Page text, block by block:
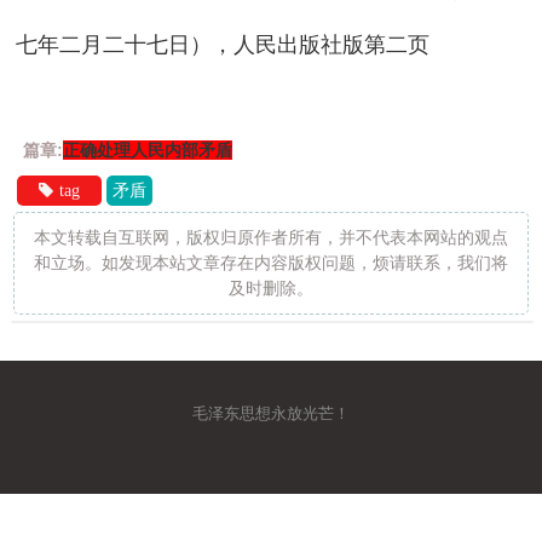
七年二月二十七日），人民出版社版第二页
篇章:正确处理人民内部矛盾
tag 矛盾
本文转载自互联网，版权归原作者所有，并不代表本网站的观点
和立场。如发现本站文章存在内容版权问题，烦请联系，我们将
及时删除。
毛泽东思想永放光芒！